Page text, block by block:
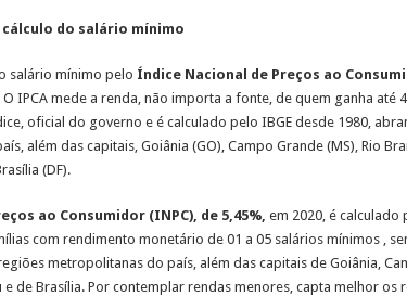
do salário mínimo
salário mínimo pelo Índice Nacional de Preços ao
O IPCA mede a renda, não importa a fonte, de quem ganha até
oficial do governo e é calculado pelo IBGE desde 1980,
além das capitais, Goiânia (GO), Campo Grande (MS), Rio
(DF).
ao Consumidor (INPC), de 5,45%, em 2020, é calculado
com rendimento monetário de 01 a 05 salários mínimos ,
metropolitanas do país, além das capitais de Goiânia,
e de Brasília. Por contemplar rendas menores, capta melhor os